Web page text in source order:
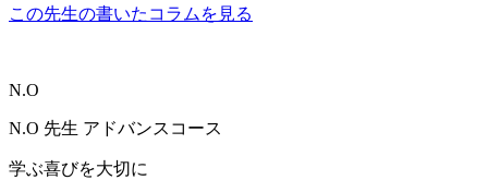
この先生の書いたコラムを見る
N.O
N.O 先生 アドバンスコース
学ぶ喜びを大切に